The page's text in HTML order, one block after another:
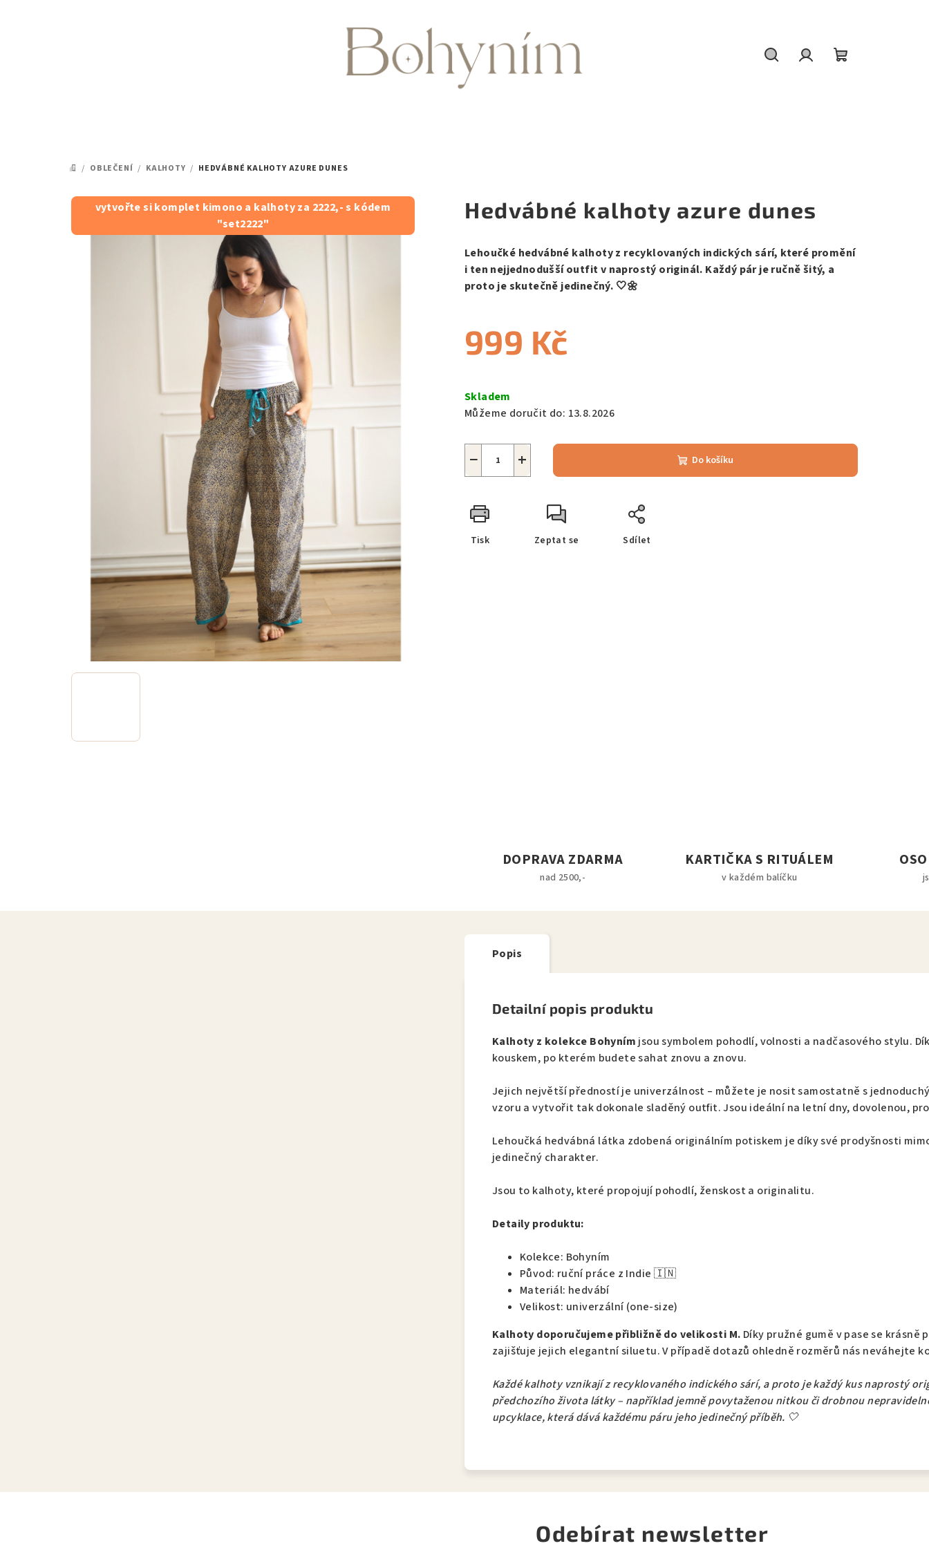
DOMŮ
/ OBLEČENÍ / KALHOTY / HEDVÁBNÉ KALHOTY AZURE DUNES
Hedvábné kalhoty azure dunes
Lehoučké hedvábné kalhoty z recyklovaných indických sárí, které promění
i ten nejjednodušší outfit v naprostý originál. Každý pár je ručně šitý, a
proto je skutečně jedinečný. 🤍🌼
999 Kč
cena:
Skladem
Můžeme doručit do: 13.8.2026
+
− Do košíku
Tisk Zeptat se Sdílet
vytvořte si komplet kimono a kalhoty za 2222,- s kódem
"set2222"
DOPRAVA ZDARMA
nad 2500,-
KARTIČKA S RITUÁLEM
v každém balíčku
Popis
Detailní popis produktu
Kalhoty z kolekce Bohyním jsou symbolem pohodlí, volnosti a nadčasového stylu.
kouskem, po kterém budete sahat znovu a znovu.
Jejich největší předností je univerzálnost – můžete je nosit samostatně s
vzoru a vytvořit tak dokonale sladěný outfit. Jsou ideální na letní dny, dovolenou,
Lehoučká hedvábná látka zdobená originálním potiskem je díky své prodyšnosti
jedinečný charakter.
Jsou to kalhoty, které propojují pohodlí, ženskost a originalitu.
Detaily produktu:
Kolekce: Bohyním
Původ: ruční práce z Indie 🇮🇳
Materiál: hedvábí
Velikost: univerzální (one-size)
Kalhoty doporučujeme přibližně do velikosti M. Díky pružné gumě v pase se
zajišťuje jejich elegantní siluetu. V případě dotazů ohledně rozměrů nás neváhejte
Každé kalhoty vznikají z recyklovaného indického sárí, a proto je každý kus naprostý
předchozího života látky – například jemně povytaženou nitkou či drobnou
upcyklace, která dává každému páru jeho jedinečný příběh. 🤍
Odebírat newsletter